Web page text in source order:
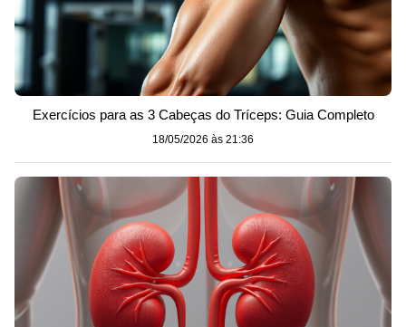
Exercícios para as 3 Cabeças do Tríceps: Guia Completo
18/05/2026 às 21:36